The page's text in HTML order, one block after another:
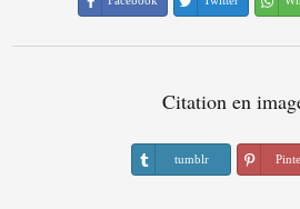
Citation en
tumblr